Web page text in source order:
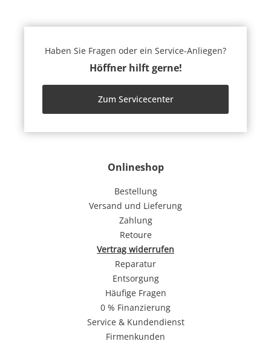
Onlineshop
Bestellung
Versand und Lieferung
Zahlung
Retoure
Vertrag widerrufen
Reparatur
Entsorgung
Häufige Fragen
0 % Finanzierung
Service & Kundendienst
Firmenkunden
Haben Sie Fragen oder ein Service-Anliegen?
Höffner hilft gerne!
Zum Servicecenter